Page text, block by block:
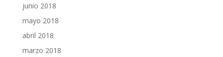
junio 2018
mayo 2018
abril 2018
marzo 2018